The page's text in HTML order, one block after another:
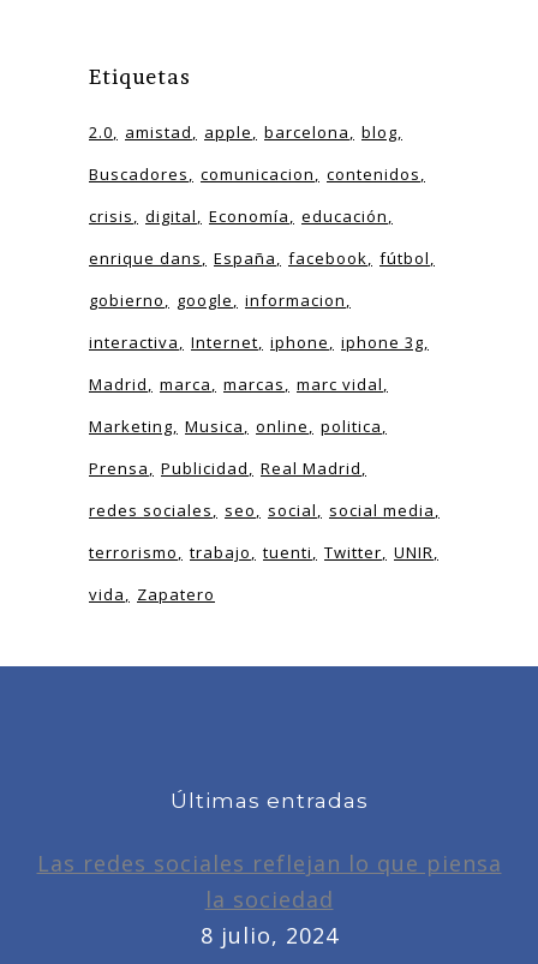
Etiquetas
2.0 amistad apple barcelona
blog
Buscadores
comunicacion
contenidos
crisis
digital Economía
educación
enrique dans
España facebook
fútbol
gobierno
google
informacion
interactiva
Internet iphone
iphone 3g
Madrid
marca marcas
marc vidal
Marketing
Musica online
politica
Prensa
Publicidad
Real Madrid
redes sociales
seo social
social media
terrorismo
trabajo tuenti Twitter
UNIR
vida
Zapatero
Últimas entradas
Las redes sociales reflejan lo que piensa
la sociedad
8 julio, 2024